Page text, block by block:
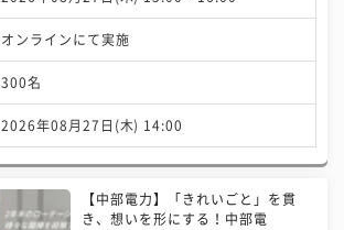
オンラインにて実施
300名
2026年08月27日(木) 14:00
【中部電力】「きれいごと」を貫
き、想いを形にする！中部電